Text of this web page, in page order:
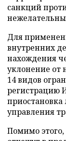
санкций
Для
внутренних
нахождения
уклонение от
14 видов
регистрацию
управления
Помимо